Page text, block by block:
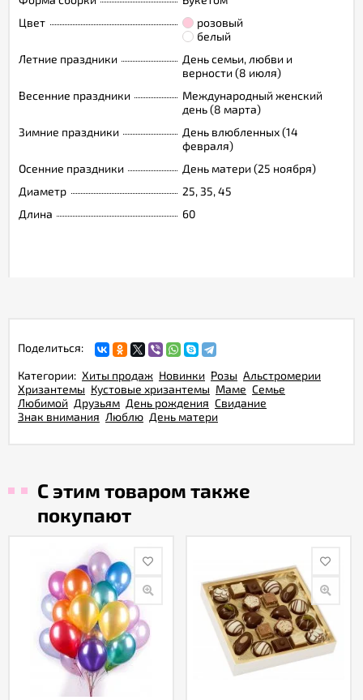
Цвет
розовый
белый
Летние праздники
День семьи, любви и
верности (8 июля)
Весенние праздники
Международный женский
день (8 марта)
Зимние праздники
День влюбленных (14
февраля)
Осенние праздники
День матери (25 ноября)
Диаметр
25, 35, 45
Длина
60
Поделиться:
Категории: Хиты продаж Новинки Розы Альстромерии
Хризантемы Кустовые хризантемы Маме Семье
Любимой Друзьям День рождения Свидание
Знак внимания Люблю День матери
С этим товаром также
покупают